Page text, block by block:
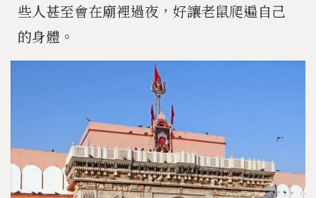
些人甚至會在廟裡過夜，好讓老鼠爬遍自己
的身體。